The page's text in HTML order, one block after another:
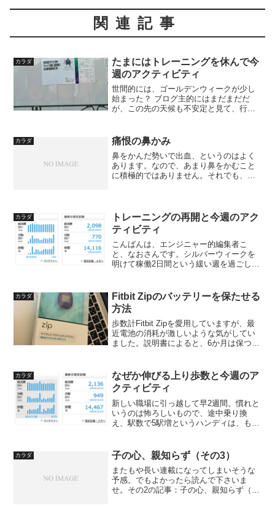
関連記事
カラダ
たまにはトレーニングを休んで今
週のアクティビティ
世間的には、ゴールデンウィークが少し
始まった？ ブログ主的にはまだまだだ
が、この先の天候も不安定と見て、行け
調布市）に行ってきた。なので、トレー
ニングは（珍しく）お休み...
カラダ 痛恨の鼻かみ
鼻をかんだ勢いで出血、というのはよく
あります。なので、あまり鼻をかむこと
に積極的ではありません。それでも、い
った、鼻かみになることが...
カラダ
トレーニングの再開と今週のアク
ティビティ
こんばんは、エンジニャー的編集者こ
と、なおさんです。シルバーウィークを
明けて稼働2日間という緩い週を過ごし、
しょうか？いうことで、土曜は恒例のス
ポーツジムでのトレーニン...
カラダ
Fitbit Zipのバッテリーを保たせる
方法
歩数計Fitbit Zipを愛用していますが、最
近電池の消耗が激しいような気がしてい
ました。説明書によると、6か月は保つら
した。一緒に使っているオムロン製の歩
数計は、...
カラダ
なぜか伸びる上り歩数と今週のア
クティビティ
新しい職場に引っ越して早2週間。慣れと
いうのは怖ろしいもので、途中乗り換
え、駅数で5駅増というハンディは、もは
方と思っていたがこれほど節操がないと
は…。こんな不便なところ...
カラダ 子の心、親知らず（その3）
またもや長い連載になってしまいそうな
予感。でもよかったら読んで下さいま
せ。その2の記事：子の心、親知らず（そ